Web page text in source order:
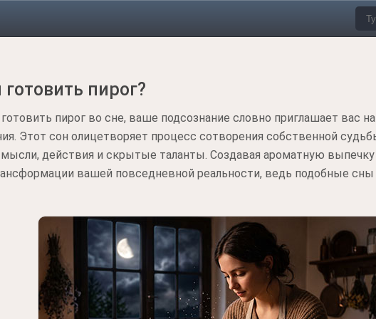
пирог?
пирог во сне, ваше подсознание словно приглашает вас
Этот сон олицетворяет процесс сотворения собственной
действия и скрытые таланты. Создавая ароматную выпечку
вашей повседневной реальности, ведь подобные сны